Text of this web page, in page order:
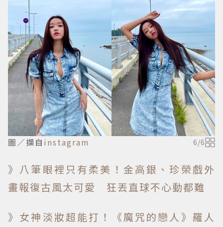
圖／擷自 instagram 6/6
》八筆眼裡只有柔美！金高銀、珍榮戲外
畫報復古風太可愛 狂丟直球不心動都難
》女神淡妝超能打！《魔咒的戀人》羅人